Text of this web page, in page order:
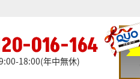
016-164
18:00(年中無休)